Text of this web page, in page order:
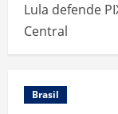
Lula defende
Central
Brasil